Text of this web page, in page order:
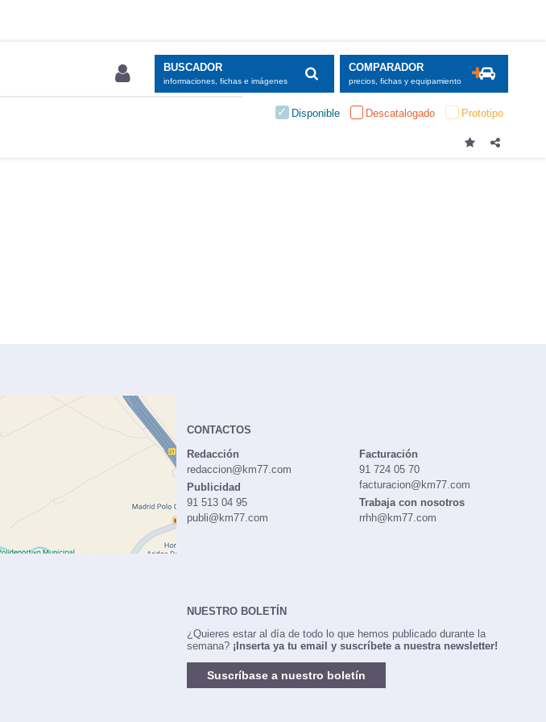
BUSCADOR
informaciones, fichas e imágenes
COMPARADOR
precios, fichas y equipamiento
Disponible Descatalogado Prototipo
CONTACTOS
Redacción
redaccion@km77.com
Publicidad
91 513 04 95
publi@km77.com
Facturación
91 724 05 70
facturacion@km77.com
Trabaja con nosotros
rrhh@km77.com
NUESTRO BOLETÍN
¿Quieres estar al día de todo lo que hemos publicado durante la
semana? ¡Inserta ya tu email y suscríbete a nuestra newsletter!
Suscríbase a nuestro boletín